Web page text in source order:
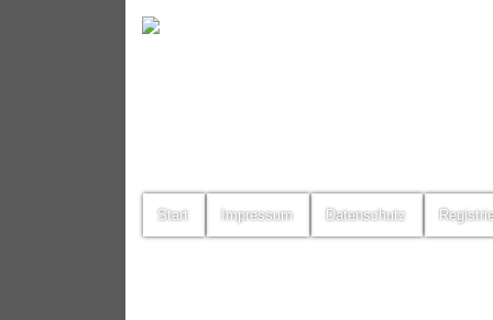
Start Impressum Datenschutz